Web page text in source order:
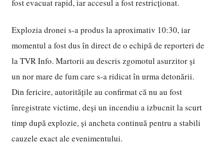
fost evacuat rapid, iar accesul a fost restricționat.
Explozia dronei s-a produs la aproximativ 10:30, iar
momentul a fost dus în direct de o echipă de reporteri de
la TVR Info. Martorii au descris zgomotul asurzitor și
un nor mare de fum care s-a ridicat în urma detonării.
Din fericire, autoritățile au confirmat că nu au fost
înregistrate victime, deși un incendiu a izbucnit la scurt
timp după explozie, și ancheta continuă pentru a stabili
cauzele exact ale evenimentului.